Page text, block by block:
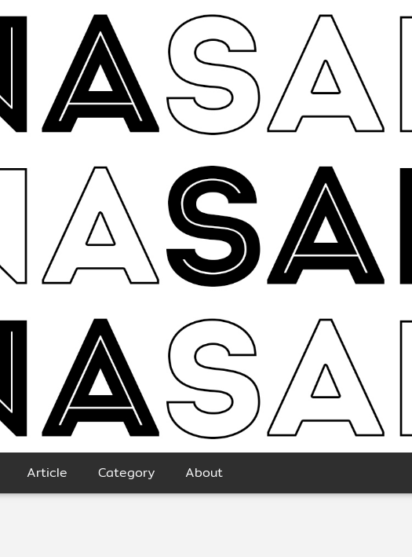
Article Category About